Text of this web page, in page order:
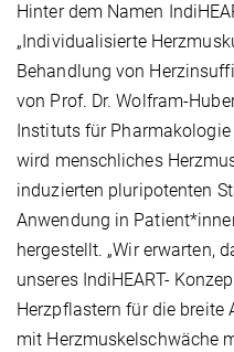
Hinter dem Namen
„Individualisierte
Behandlung von
von Prof. Dr. Wolfram-
Instituts für
wird menschliches
induzierten pluripotenten
Anwendung in
hergestellt. „Wir erwarten,
unseres IndiHEART-
Herzpflastern für die
mit Herzmuskelschwäche